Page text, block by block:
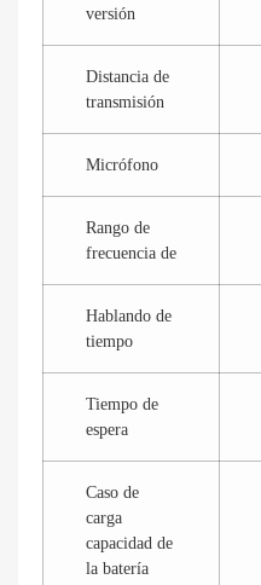
versión
Distancia de
transmisión
Micrófono
Rango de
frecuencia de
Hablando de
tiempo
Tiempo de
espera
Caso de
carga
capacidad de
la batería